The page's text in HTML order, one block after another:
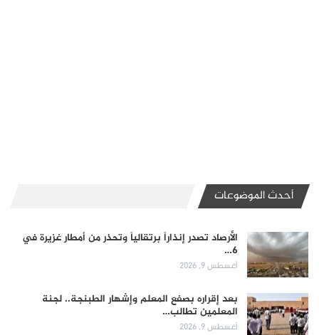
أحدث الموضوعات
الأرصاد تصدر إنذاراً برتقالياً وتحذر من أمطار غزيرة في
6…
أغسطس 9, 2026
بعد إقراره بصفع المعلم وإشهار الطبنجة.. لجنة
المعلمين تطالب…
أغسطس 9, 2026